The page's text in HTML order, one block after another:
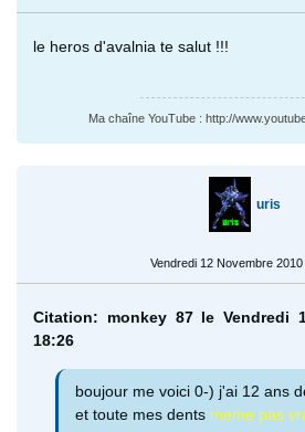
le heros d'avalnia te salut !!!
Ma chaîne YouTube : http://
uris
Vendredi 12 Novembre 2010
Citation: monkey 87 le Vendredi
18:26
boujour me voici 0-) j'ai 12 ans
et toute mes dents meme pas